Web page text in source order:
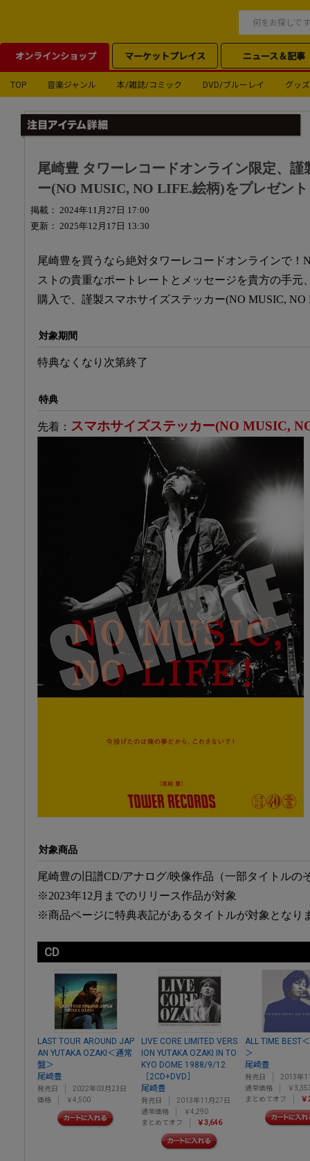
オンラインショップ マーケットプレイス ニュース＆記事
TOP 音楽ジャンル 本/雑誌/コミック DVD/ブルーレイ グッズ
尾崎豊 タワーレコードオンライン限定、
ー(NO MUSIC, NO LIFE.絵柄)をプレゼン
掲載： 2024年11月27日 17:00
更新： 2025年12月17日 13:30
尾崎豊を買うなら絶対タワーレコードオンラインで！
ストの貴重なポートレートとメッセージを貴方の手元
購入で、謹製スマホサイズステッカー(NO MUSIC,
対象期間
特典なくなり次第終了
特典
先着： スマホサイズステッカー(NO MUSIC,
対象商品
尾崎豊の旧譜CD/アナログ/映像作品（一部タイトルの
※2023年12月までのリリース作品が対象
※商品ページに特典表記があるタイトルが対象となり
CD
LAST TOUR AROUND JAP
AN YUTAKA OZAKI＜通常
盤＞
尾崎豊
発売日
2022年03月23日
価格
￥4,500
LIVE CORE LIMITED VERS
ION YUTAKA OZAKI IN TO
KYO DOME 1988/9/12
［2CD+DVD］
尾崎豊
発売日
2013年11月27日
通常価格
￥4,290
まとめてオフ
￥3,646
ALL TIME BEST
＞
尾崎豊
発売日
2013年
通常価格
￥
まとめてオフ
￥